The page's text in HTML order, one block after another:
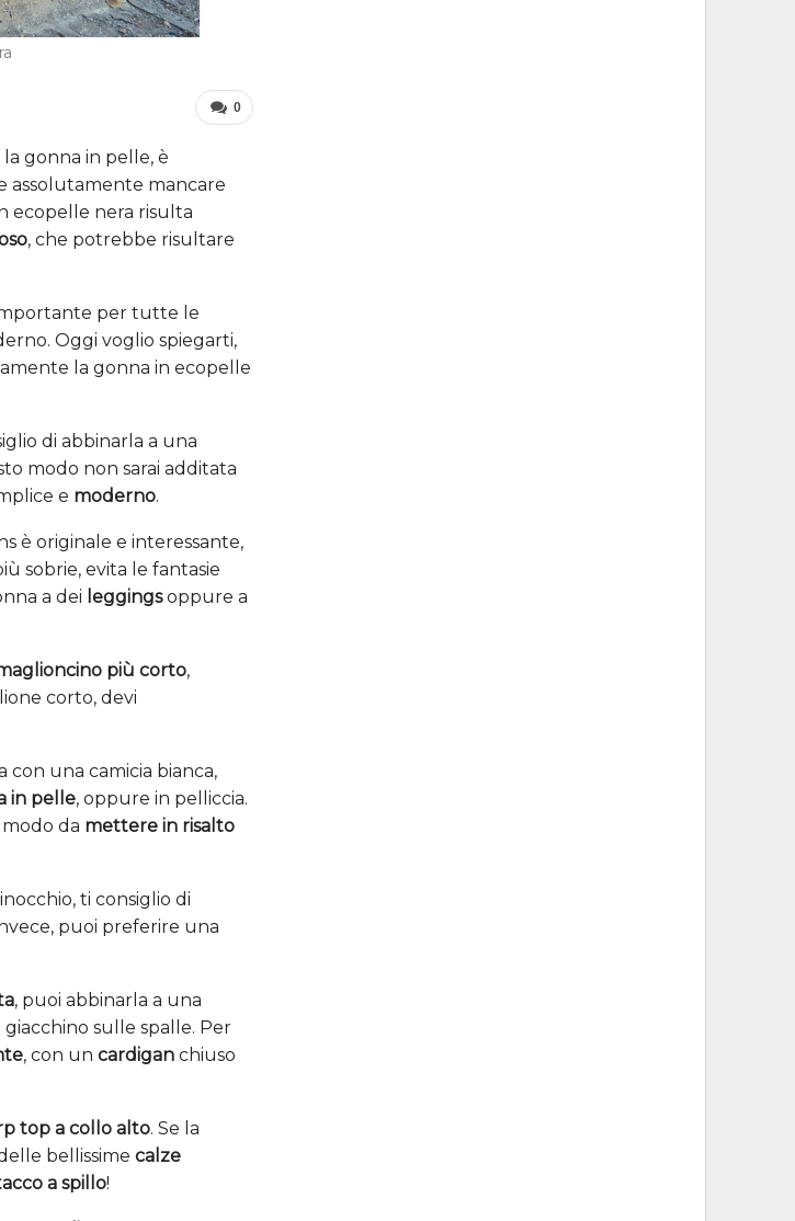
0
gonna in pelle, è
assolutamente mancare
ecopelle nera risulta
, che potrebbe risultare
per tutte le
Oggi voglio spiegarti,
la gonna in ecopelle
di abbinarla a una
modo non sarai additata
e moderno.
è originale e interessante,
sobrie, evita le fantasie
a dei leggingsoppure a
più corto,
corto, devi
con una camicia bianca,
in pelle, oppure in pelliccia.
da mettere in risalto
ti consiglio di
puoi preferire una
, puoi abbinarla a una
sulle spalle. Per
, con un cardigan chiuso
top a collo alto. Se la
bellissime calze
a spillo!